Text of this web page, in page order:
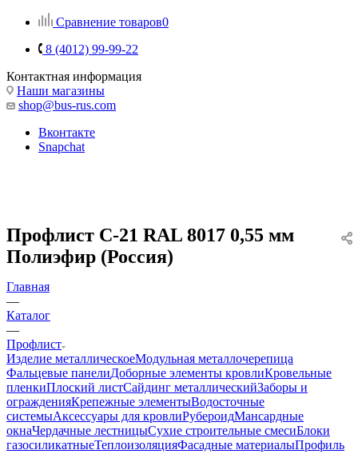
Сравнение товаров0
8 (4012) 99-99-22
Контактная информация
Наши магазины
shop@bus-rus.com
Вконтакте
Snapchat
Профлист C-21 RAL 8017 0,55 мм
Полиэфир (Россия)
Главная
—
Каталог
—
Профлист
Изделие металлическоеМодульная металлочерепица
Фальцевые панелиДоборные элементы кровлиКровельные
пленкиПлоский листСайдинг металлическийЗаборы и
огражденияКрепежные элементыВодосточные
системыАксессуары для кровлиРубероидМансардные
окнаЧердачные лестницыСухие строительные смесиБлоки
газосиликатныеТеплоизоляцияФасадные материалыПрофиль